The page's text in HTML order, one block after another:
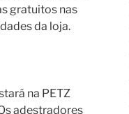
gratuitos nas
da loja.
na PETZ
adestradores